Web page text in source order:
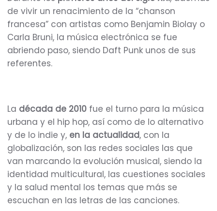
de vivir un renacimiento de la “chanson
francesa” con artistas como Benjamin Biolay o
Carla Bruni, la música electrónica se fue
abriendo paso, siendo Daft Punk unos de sus
referentes.
La década de 2010 fue el turno para la música
urbana y el hip hop, así como de lo alternativo
y de lo indie y, en la actualidad, con la
globalización, son las redes sociales las que
van marcando la evolución musical, siendo la
identidad multicultural, las cuestiones sociales
y la salud mental los temas que más se
escuchan en las letras de las canciones.